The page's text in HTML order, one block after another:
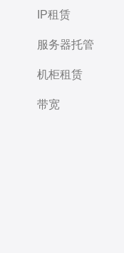
IP租赁
服务器托管
机柜租赁
带宽